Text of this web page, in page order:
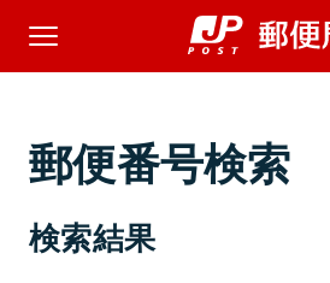
郵便番号検索
検索結果